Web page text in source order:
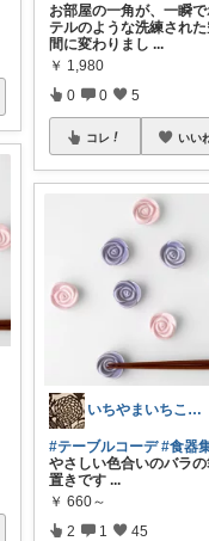
お部屋の一角が、一瞬
テルのような洗練され
間に変わりまし ...
￥ 1,980
0 0 5
コレ いい
いちやまいちこ🍀スローペース中😌🐾
#テーブルコーデ #食器
やさしい色合いのバラ
置きです ...
￥ 660～
2 1 45